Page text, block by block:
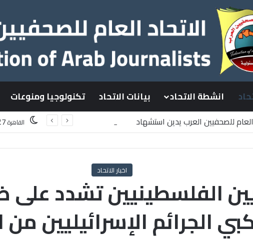
انشطة الاتحاد بيانات الاتحاد تكنولوجيا ومنوعات
العام للصحفيين العرب يدين استشهاد
القاهرة
اخبار الاتحاد
الفلسطينيين تشدد على
الجرائم الإسرائيليين